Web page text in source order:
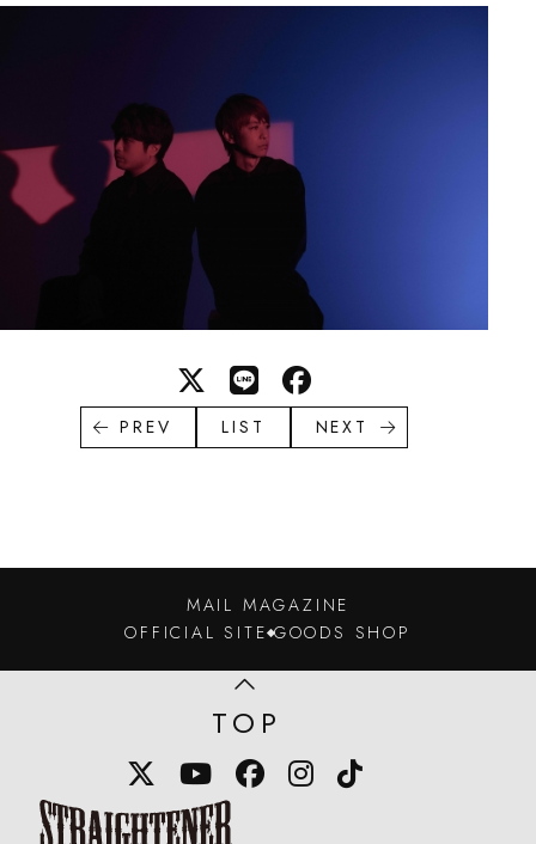
PREV LIST NEXT
MAIL MAGAZINE
OFFICIAL SITE GOODS SHOP
TOP
X
YouTube
Facebook
Instagram
TikTok